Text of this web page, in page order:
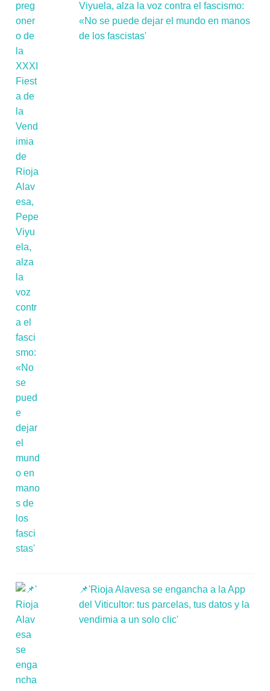
Viyuela, alza la voz contra el fascismo:
«No se puede dejar el mundo en manos
de los fascistas'
📌'Rioja Alavesa se engancha a la App
del Viticultor: tus parcelas, tus datos y la
vendimia a un solo clic'